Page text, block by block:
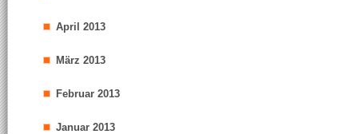
April 2013
März 2013
Februar 2013
Januar 2013